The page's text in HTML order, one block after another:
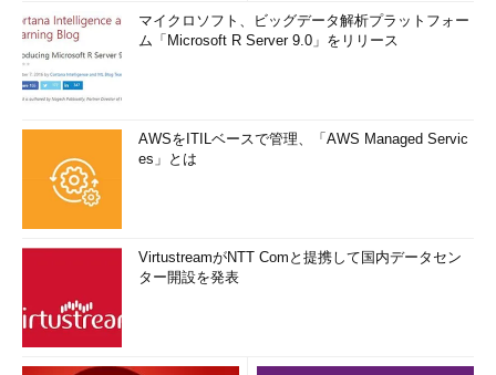
マイクロソフト、ビッグデータ解析プラットフォー
ム「Microsoft R Server 9.0」をリリース
AWSをITILベースで管理、「AWS Managed Servic
es」とは
VirtustreamがNTT Comと提携して国内データセン
ター開設を発表